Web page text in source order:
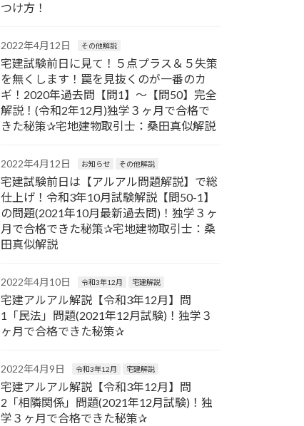
つけ方！
2022年4月12日 その他解説
宅建試験前日に見て！５点プラス＆５失策
を無くします！罠を見抜くのが一番のカ
ギ！2020年過去問【問1】〜【問50】完全
解説！(令和2年12月)独学３ヶ月で合格で
きた秘策✰宅地建物取引士：桑田真似解説
2022年4月12日 お知らせ その他解説
宅建試験前日は【アルアル問題解説】で総
仕上げ！令和3年10月試験解説【問50-1】
の問題(2021年10月最新過去問)！独学３ヶ
月で合格できた秘策✰宅地建物取引士：桑
田真似解説
2022年4月10日 令和3年12月 宅建解説
宅建アルアル解説【令和3年12月】問
1「民法」問題(2021年12月試験)！独学３
ヶ月で合格できた秘策✰
2022年4月9日 令和3年12月 宅建解説
宅建アルアル解説【令和3年12月】問
2「相隣関係」問題(2021年12月試験)！独
学３ヶ月で合格できた秘策✰